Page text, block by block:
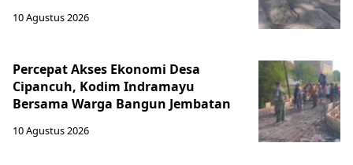
10 Agustus 2026
Percepat Akses Ekonomi Desa
Cipancuh, Kodim Indramayu
Bersama Warga Bangun Jembatan
10 Agustus 2026